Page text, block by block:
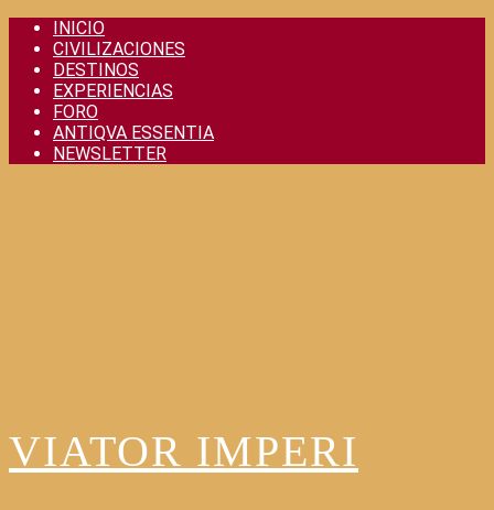
Skip
content
INICIO
CIVILIZACIONES
DESTINOS
EXPERIENCIAS
FORO
ANTIQVA ESSENTIA
NEWSLETTER
VIATOR IMPERI